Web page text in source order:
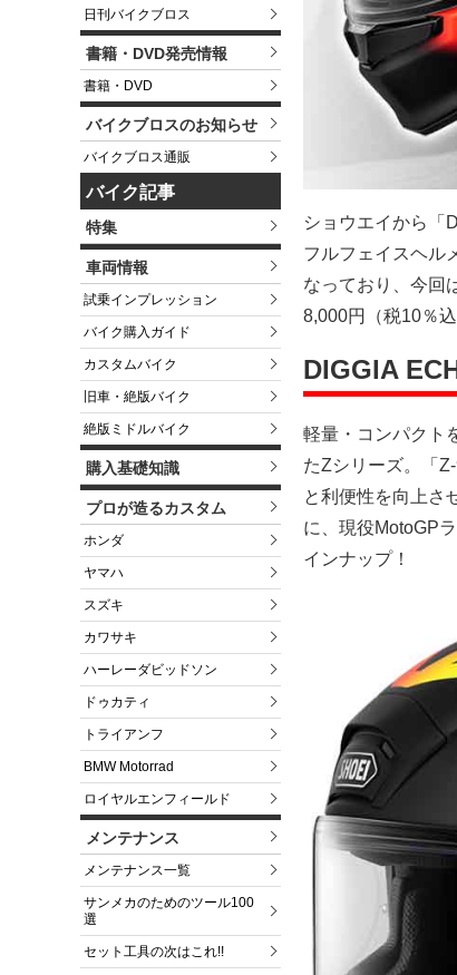
日刊バイクブロス
書籍・DVD発売情報
書籍・DVD
バイクブロスのお知らせ
バイクブロス通販
バイク記事
特集
車両情報
試乗インプレッション
バイク購入ガイド
カスタムバイク
旧車・絶版バイク
絶版ミドルバイク
購入基礎知識
プロが造るカスタム
ホンダ
ヤマハ
スズキ
カワサキ
ハーレーダビッドソン
ドゥカティ
トライアンフ
BMW Motorrad
ロイヤルエンフィールド
メンテナンス
メンテナンス一覧
サンメカのためのツール100
選
セット工具の次はこれ!!
ショウエイから「
フルフェイスヘル
なっており、今回
8,000円（税10％込
DIGGIA
軽量・コンパクト
たZシリーズ。「
と利便性を向上さ
に、現役MotoGP
インナップ！